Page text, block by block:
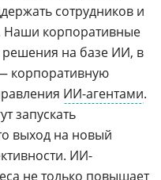
сотрудников и
Наши корпоративные
решения на базе ИИ, в
корпоративную
ИИ-агентами.
запускать
выход на новый
ИИ-
не только повышает